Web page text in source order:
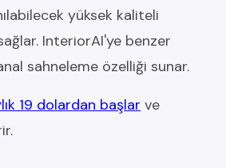
yüksek kaliteli
InteriorAI'ye benzer
sahneleme özelliği sunar.
19 dolardan başlar ve